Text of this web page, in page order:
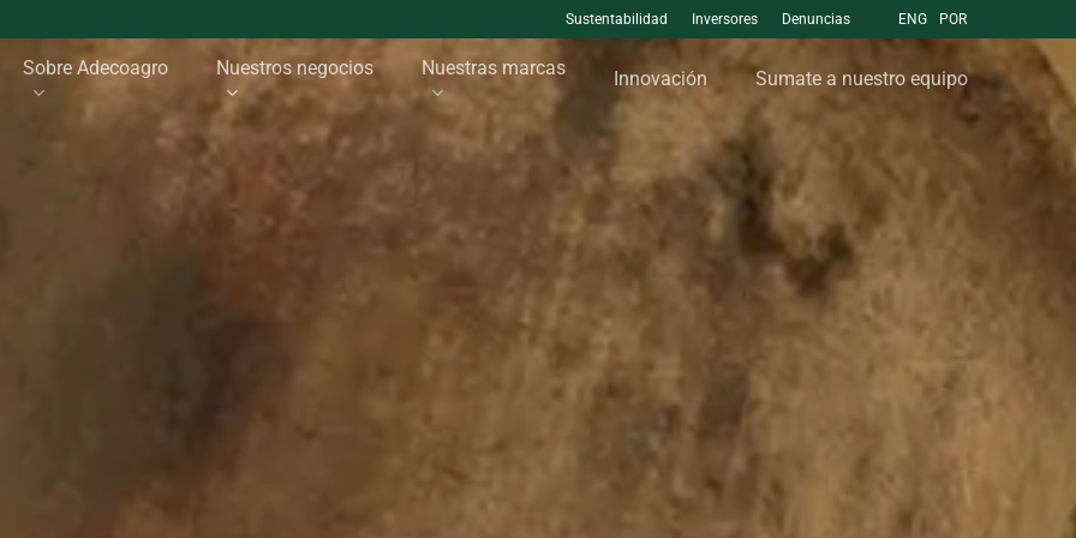
Sustentabilidad Inversores Denuncias ENG POR
Sobre Adecoagro Nuestros negocios Nuestras marcas Innovación Sumate a nuestro equipo